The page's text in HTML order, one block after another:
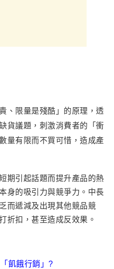
、限量是殘酷 」 的原理，透
貨議題，刺激消費者的「衝
量有限而不買可惜 ， 造成產
期引起話題而提升產品的熱
身的吸引力與競爭力。中長
而遞減及出現其他競品競
折扣，甚至造成反效果。
飢餓行銷」?